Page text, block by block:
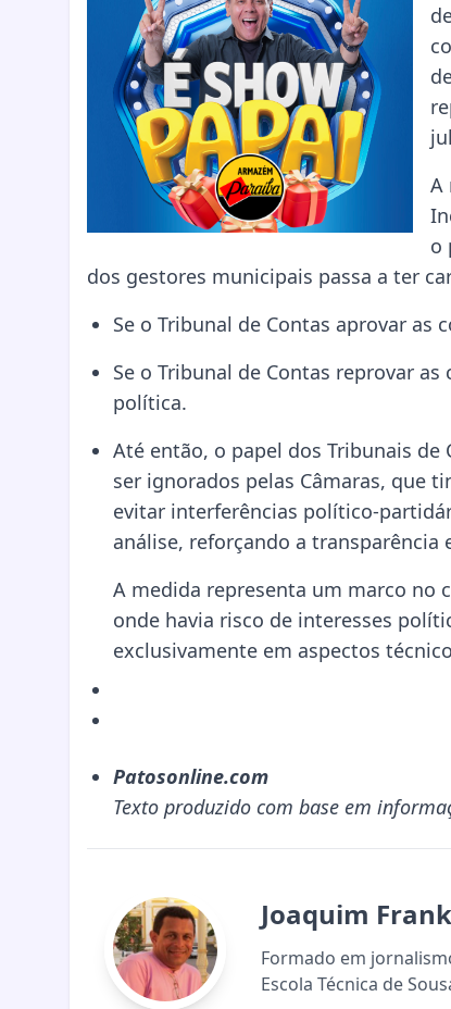
A
o
dos gestores municipais passa a ter
Se o Tribunal de Contas aprovar as
Se o Tribunal de Contas reprovar
política.
Até então, o papel dos Tribunais
ser ignorados pelas Câmaras, que
evitar interferências político-
análise, reforçando a
A medida representa um marco no
onde havia risco de interesses
exclusivamente em aspectos
Patosonline.com
Texto produzido com base em
Joaquim
Formado em
Escola Técnica de